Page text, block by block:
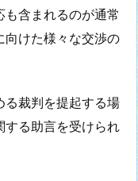
含まれるのが通常
向けた様々な交渉の
裁判を提起する場
する助言を受けられ